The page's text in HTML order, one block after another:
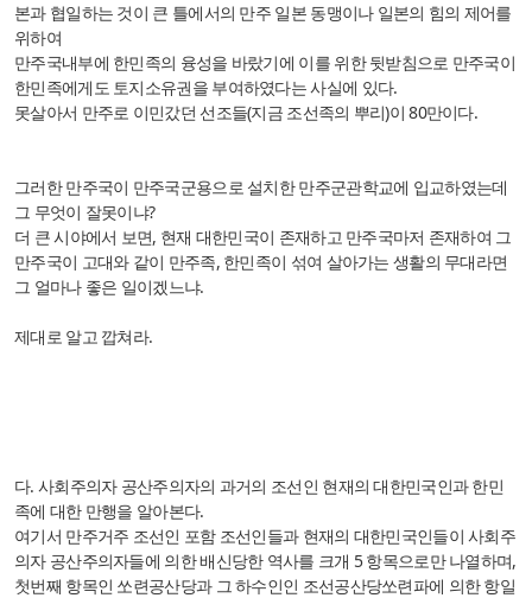
본과 협일하는 것이 큰 틀에서의 만주 일본 동맹이나 일본의 힘의 제어를
위하여
만주국내부에 한민족의 융성을 바랐기에 이를 위한 뒷받침으로 만주국이
한민족에게도 토지소유권을 부여하였다는 사실에 있다.
못살아서 만주로 이민갔던 선조들(지금 조선족의 뿌리)이 80만이다.
그러한 만주국이 만주국군용으로 설치한 만주군관학교에 입교하였는데
그 무엇이 잘못이냐?
더 큰 시야에서 보면, 현재 대한민국이 존재하고 만주국마저 존재하여 그
만주국이 고대와 같이 만주족, 한민족이 섞여 살아가는 생활의 무대라면
그 얼마나 좋은 일이겠느냐.
제대로 알고 깝쳐라.
다. 사회주의자 공산주의자의 과거의 조선인 현재의 대한민국인과 한민
족에 대한 만행을 알아본다.
여기서 만주거주 조선인 포함 조선인들과 현재의 대한민국인들이 사회주
의자 공산주의자들에 의한 배신당한 역사를 크개 5 항목으로만 나열하며,
첫번째 항목인 쏘련공산당과 그 하수인인 조선공산당쏘련파에 의한 항일